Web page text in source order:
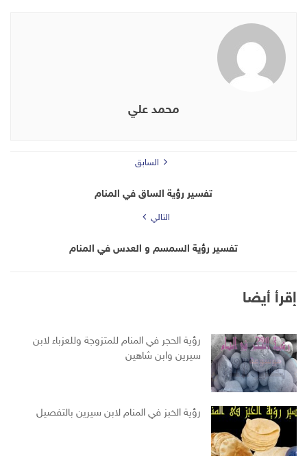
محمد علي
السابق
تفسير رؤية الساق في المنام
التالي
تفسير رؤية السمسم و العدس في المنام
إقرأ أيضا
رؤية الحجر في المنام للمتزوجة وللعزباء لابن
سيرين وابن شاهين
رؤية الخبز في المنام لابن سيرين بالتفصيل